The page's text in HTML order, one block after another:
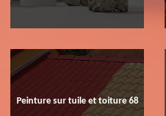
Peinture sur tuile et toiture 68